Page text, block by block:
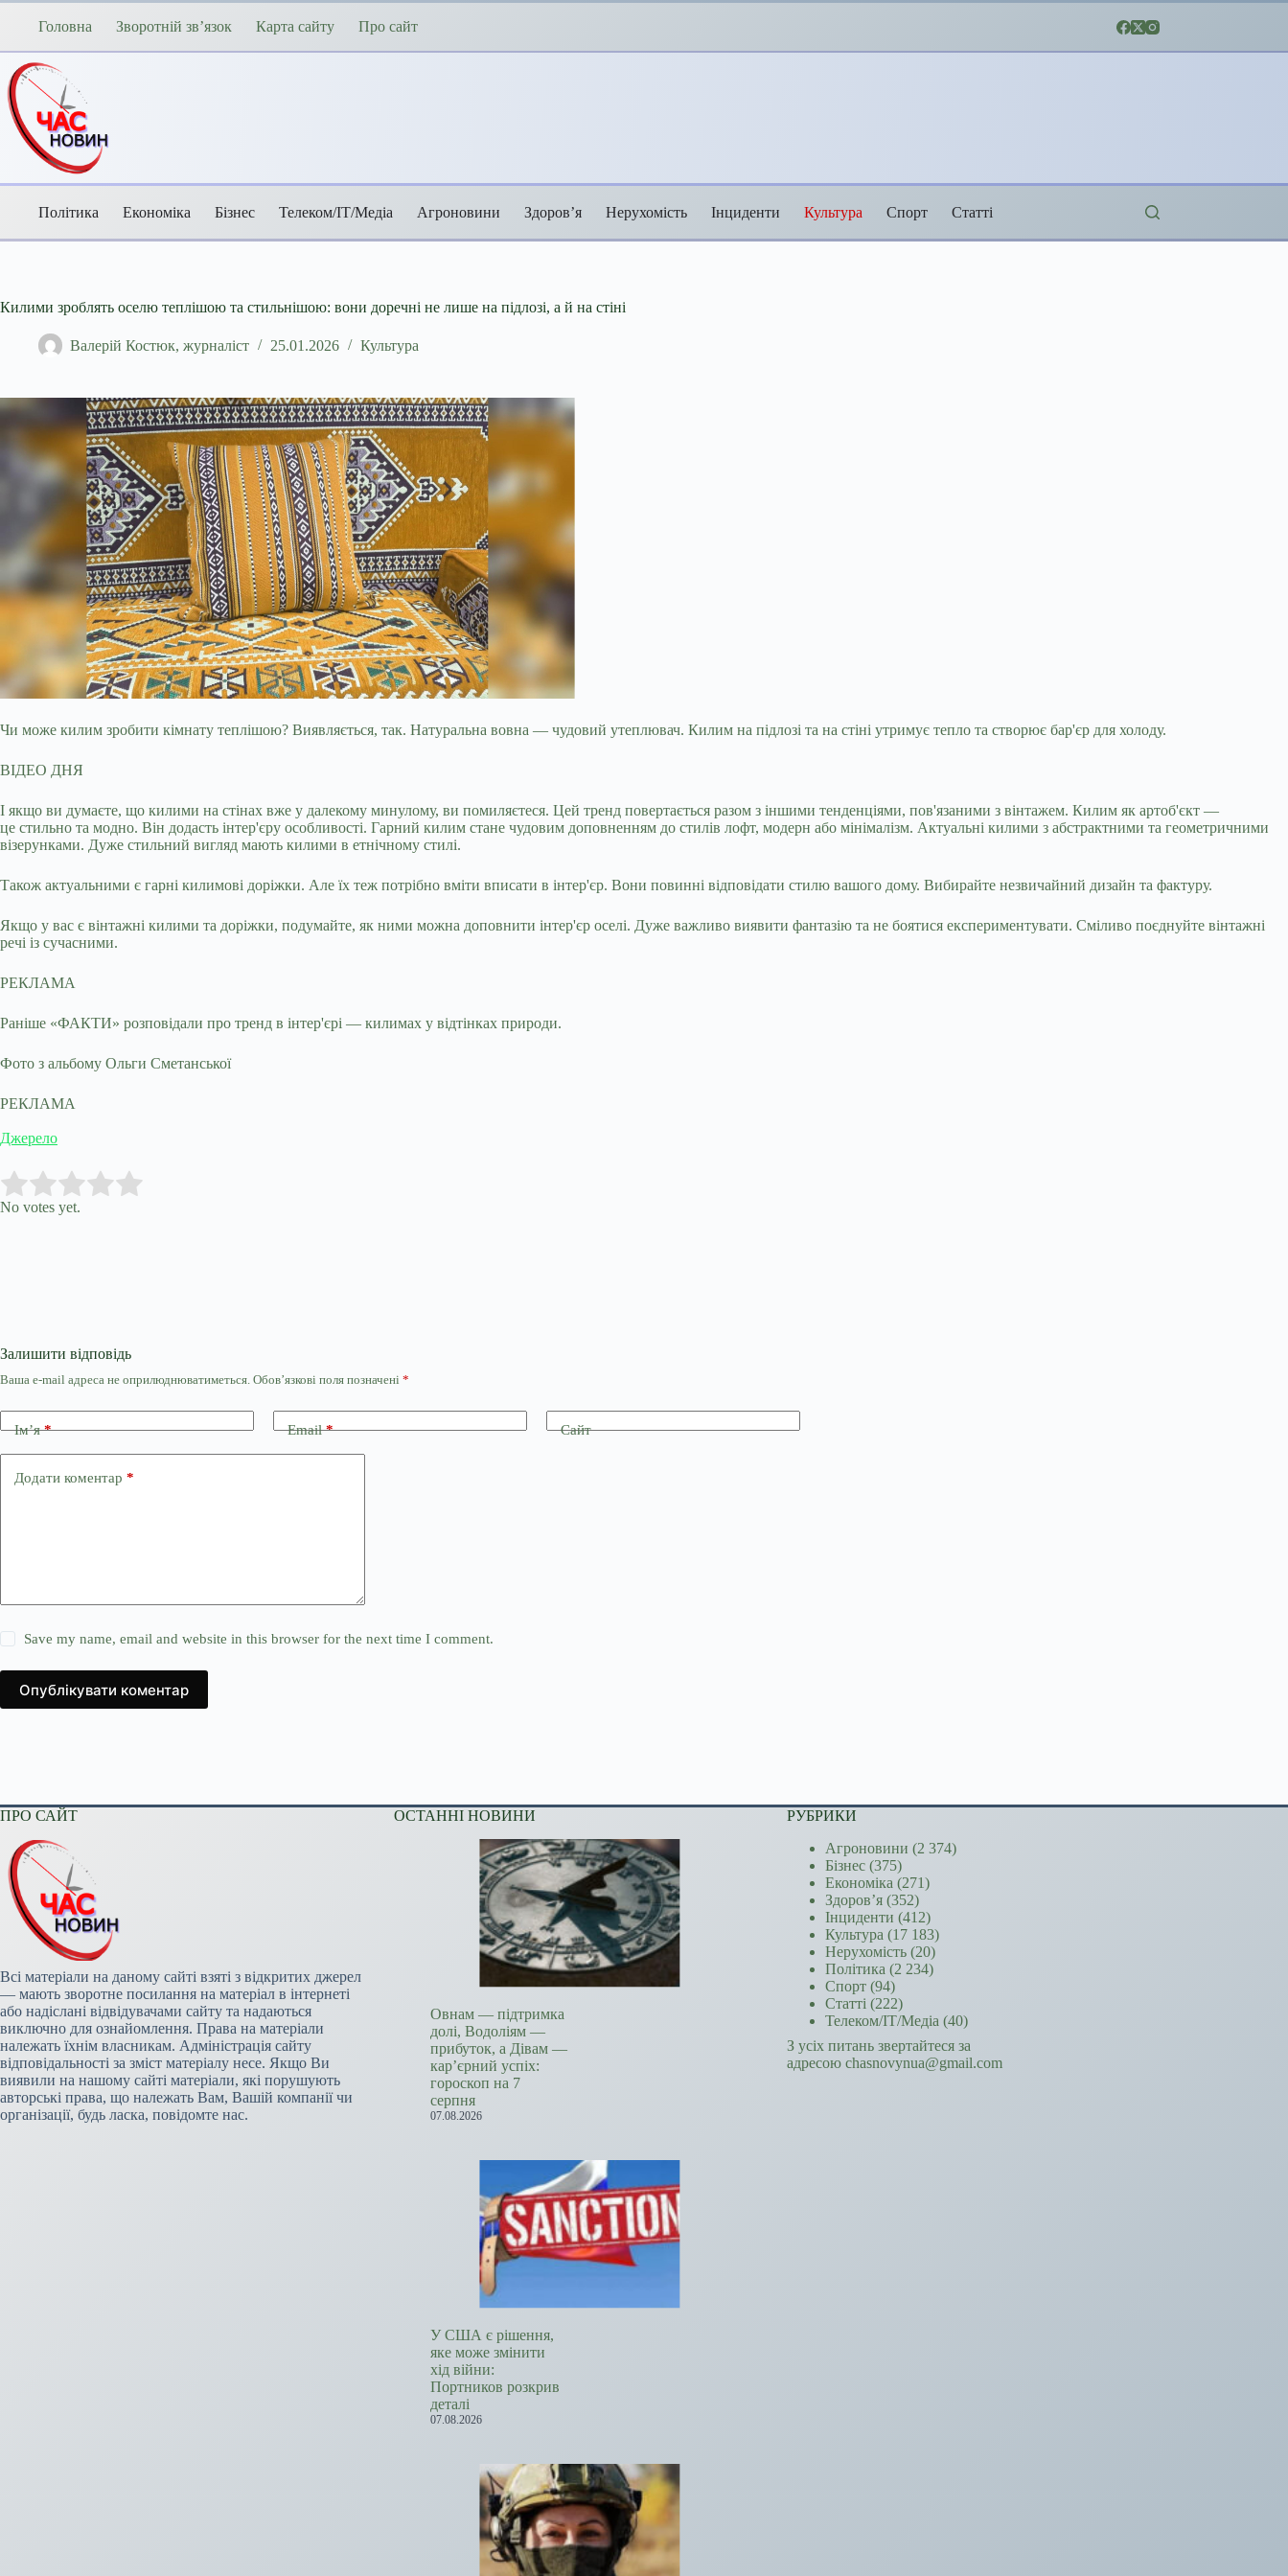
Перейти
Головна Зворотній зв’язок Карта сайту Про сайт
Політика Економіка Бізнес Телеком/ІТ/Медіа Агроновини Здоров’я Нерухомість Інциденти Культура Спорт Статті
Килими зроблять оселю теплішою та стильнішою: вони доречні не лише на підлозі, а й на стіні
Валерій Костюк, журналіст 25.01.2026 Культура
Чи може килим зробити кімнату теплішою? Виявляється, так. Натуральна вовна — чудовий утеплювач. Килим на підлозі та на стіні утримує тепло та створює бар'єр для холоду.
ВІДЕО ДНЯ
І якщо ви думаєте, що килими на стінах вже у далекому минулому, ви помиляєтеся. Цей тренд повертається разом з іншими тенденціями, пов'язаними з вінтажем. Килим як артоб'єкт —
це стильно та модно. Він додасть інтер'єру особливості. Гарний килим стане чудовим доповненням до стилів лофт, модерн або мінімалізм. Актуальні килими з абстрактними та геометричними
візерунками. Дуже стильний вигляд мають килими в етнічному стилі.
Також актуальними є гарні килимові доріжки. Але їх теж потрібно вміти вписати в інтер'єр. Вони повинні відповідати стилю вашого дому. Вибирайте незвичайний дизайн та фактуру.
Якщо у вас є вінтажні килими та доріжки, подумайте, як ними можна доповнити інтер'єр оселі. Дуже важливо виявити фантазію та не боятися експериментувати. Сміливо поєднуйте вінтажні
речі із сучасними.
РЕКЛАМА
Раніше «ФАКТИ» розповідали про тренд в інтер'єрі — килимах у відтінках природи.
Фото з альбому Ольги Сметанської
РЕКЛАМА
Джерело
Rate this item:
No votes yet.
Залишити відповідь
Ваша e-mail адреса не оприлюднюватиметься. Обов’язкові поля позначені *
Ім’я* Email* Сайт
Додати коментар *
Save my name, email and website in this browser for the next time I comment.
Опублікувати коментар
ПРО САЙТ
Всі матеріали на даному сайті взяті з відкритих джерел
— мають зворотне посилання на матеріал в інтернеті
або надіслані відвідувачами сайту та надаються
виключно для ознайомлення. Права на матеріали
належать їхнім власникам. Адміністрація сайту
відповідальності за зміст матеріалу несе. Якщо Ви
виявили на нашому сайті матеріали, які порушують
авторські права, що належать Вам, Вашій компанії чи
організації, будь ласка, повідомте нас.
ОСТАННІ НОВИНИ
Овнам — підтримка
долі, Водоліям —
прибуток, а Дівам —
кар’єрний успіх:
гороскоп на 7
серпня
07.08.2026
У США є рішення,
яке може змінити
хід війни:
Портников розкрив
деталі
07.08.2026
РУБРИКИ
Агроновини (2 374)
Бізнес (375)
Економіка (271)
Здоров’я (352)
Інциденти (412)
Культура (17 183)
Нерухомість (20)
Політика (2 234)
Спорт (94)
Статті (222)
Телеком/ІТ/Медіа (40)
З усіх питань звертайтеся за
адресою chasnovynua@gmail.com